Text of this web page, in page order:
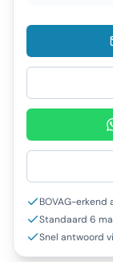
BOVAG-
Standaard 6
Snel antwoord